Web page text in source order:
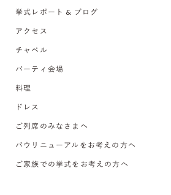
挙式レポート & ブログ
アクセス
チャペル
パーティ会場
料理
ドレス
ご列席のみなさまへ
バウリニューアルをお考えの方へ
ご家族での挙式をお考えの方へ